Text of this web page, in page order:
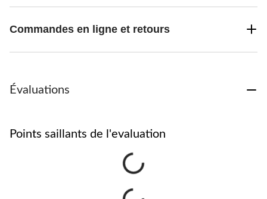
Commandes en ligne et retours
Évaluations
Points saillants de l'evaluation